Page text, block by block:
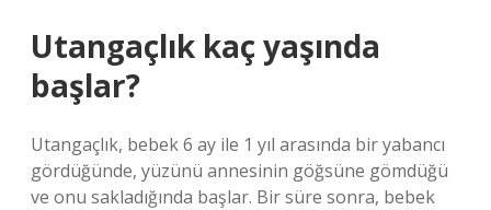
Utangaçlık kaç yaşında
başlar?
Utangaçlık, bebek 6 ay ile 1 yıl arasında bir yabancı
gördüğünde, yüzünü annesinin göğsüne gömdüğü
ve onu sakladığında başlar. Bir süre sonra, bebek